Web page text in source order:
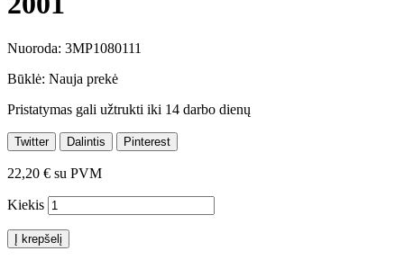
Nuoroda: 3MP1080111
Būklė: Nauja prekė
Pristatymas gali užtrukti iki 14 darbo dienų
Twitter Dalintis Pinterest
22,20 € su PVM
Kiekis
Į krepšelį